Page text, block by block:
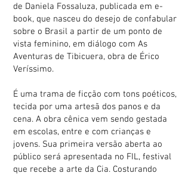
de Daniela Fossaluza, publicada em e-
book, que nasceu do desejo de confabular
sobre o Brasil a partir de um ponto de
vista feminino, em diálogo com As
Aventuras de Tibicuera, obra de Érico
Veríssimo.
É uma trama de ficção com tons poéticos,
tecida por uma artesã dos panos e da
cena. A obra cênica vem sendo gestada
em escolas, entre e com crianças e
jovens. Sua primeira versão aberta ao
público será apresentada no FIL, festival
que recebe a arte da Cia. Costurando